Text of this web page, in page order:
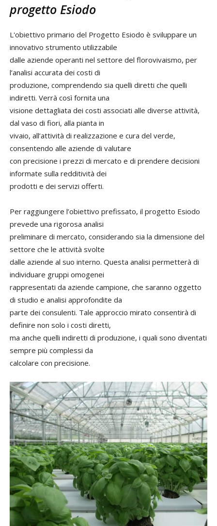
progetto Esiodo
L'obiettivo primario del Progetto Esiodo è sviluppare un
innovativo strumento utilizzabile
dalle aziende operanti nel settore del florovivaismo, per
l’analisi accurata dei costi di
produzione, comprendendo sia quelli diretti che quelli
indiretti. Verrà così fornita una
visione dettagliata dei costi associati alle diverse attività,
dal vaso di fiori, alla pianta in
vivaio, all’attività di realizzazione e cura del verde,
consentendo alle aziende di valutare
con precisione i prezzi di mercato e di prendere decisioni
informate sulla redditività dei
prodotti e dei servizi offerti.
Per raggiungere l’obiettivo prefissato, il progetto Esiodo
prevede una rigorosa analisi
preliminare di mercato, considerando sia la dimensione del
settore che le attività svolte
dalle aziende al suo interno. Questa analisi permetterà di
individuare gruppi omogenei
rappresentati da aziende campione, che saranno oggetto
di studio e analisi approfondite da
parte dei consulenti. Tale approccio mirato consentirà di
definire non solo i costi diretti,
ma anche quelli indiretti di produzione, i quali sono diventati
sempre più complessi da
calcolare con precisione.